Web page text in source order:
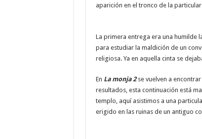
aparición en el tronco de la
La primera entrega era una humilde
para estudiar la maldición de un
religiosa. Ya en aquella cinta se
En La monja 2se vuelven a
resultados, esta continuación está
templo, aquí asistimos a una
erigido en las ruinas de un antiguo